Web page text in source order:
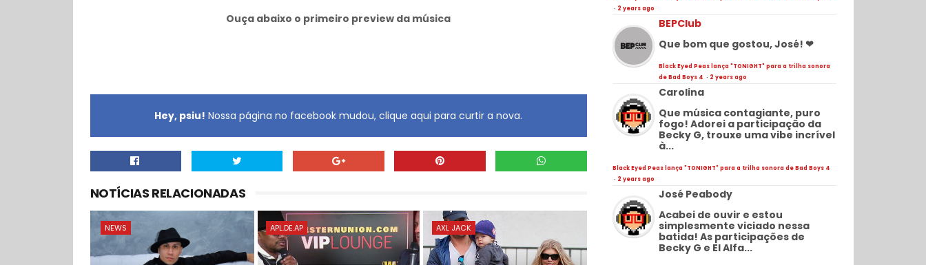
Ouça abaixo o primeiro preview da música
Hey, psiu! Nossa página no facebook mudou, clique aqui para curtir a nova.
NOTÍCIAS RELACIONADAS
NEWS APL.DE.AP AXL JACK
· 2 years ago
BEPClub
Que bom que gostou, José! ❤
Black Eyed Peas lança "TONIGHT" para a trilha sonora
de Bad Boys 4 · 2 years ago
Carolina
Que música contagiante, puro
fogo! Adorei a participação da
Becky G, trouxe uma vibe incrível
à...
Black Eyed Peas lança "TONIGHT" para a trilha sonora de Bad Boys 4
· 2 years ago
José Peabody
Acabei de ouvir e estou
simplesmente viciado nessa
batida! As participações de
Becky G e El Alfa...